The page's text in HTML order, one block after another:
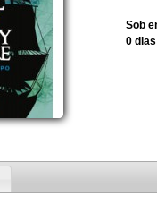
Sob
0 dias